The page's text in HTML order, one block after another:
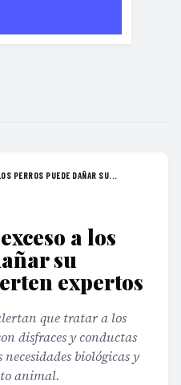
PERROS PUEDE DAÑAR SU...
a los
su
expertos
que tratar a los
disfraces y conductas
biológicas y
animal.